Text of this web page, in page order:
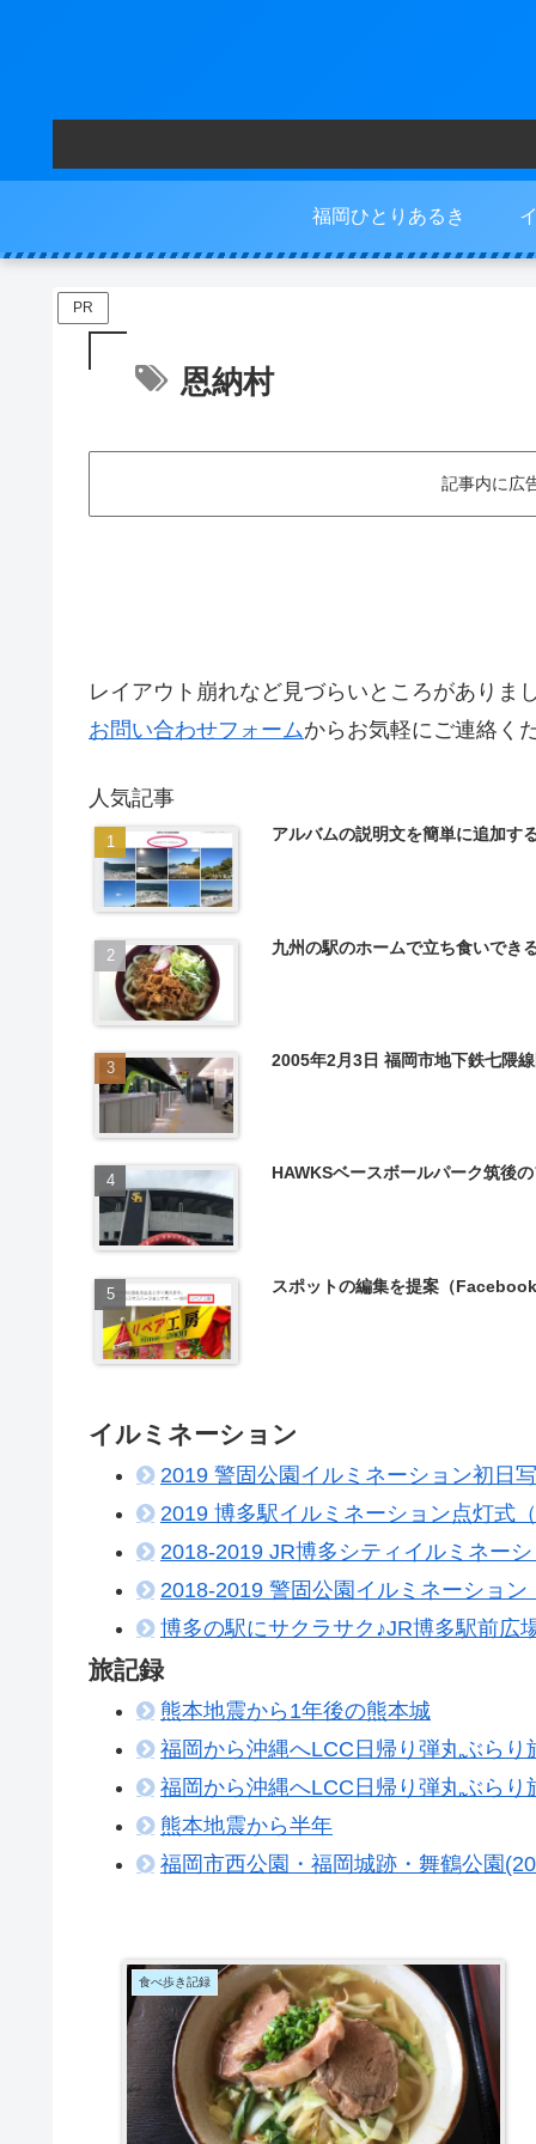
福岡ひとりあるき
PR
恩納村
記事内に広
レイアウト崩れなど見づらいところがありま
お問い合わせフォームからお気軽にご連絡く
人気記事
アルバムの説明文を簡単に追加す
九州の駅のホームで立ち食いでき
2005年2月3日 福岡市地下鉄七隈
HAWKSベースボールパーク筑後
スポットの編集を提案（
イルミネーション
2019 警固公園イルミネーション初日
2019 博多駅イルミネーション点灯式
2018-2019 JR博多シティイルミネー
2018-2019 警固公園イルミネーショ
博多の駅にサクラサク♪JR博多駅前広
旅記録
熊本地震から1年後の熊本城
福岡から沖縄へLCC日帰り弾丸ぶらり
福岡から沖縄へLCC日帰り弾丸ぶらり
熊本地震から半年
福岡市西公園・福岡城跡・舞鶴公園
食べ歩き記録